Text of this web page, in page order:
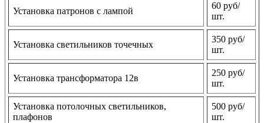
Установка патронов с лампой
60 руб/
шт.
Установка светильников точечных
350 руб/
шт.
Установка трансформатора 12в
250 руб/
шт.
Установка потолочных светильников,
плафонов
500 руб/
шт.